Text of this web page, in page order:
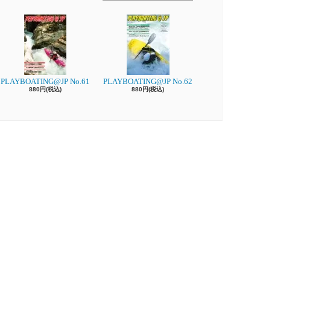
PLAYBOATING@JP No.61
880円(税込)
PLAYBOATING@JP No.62
880円(税込)